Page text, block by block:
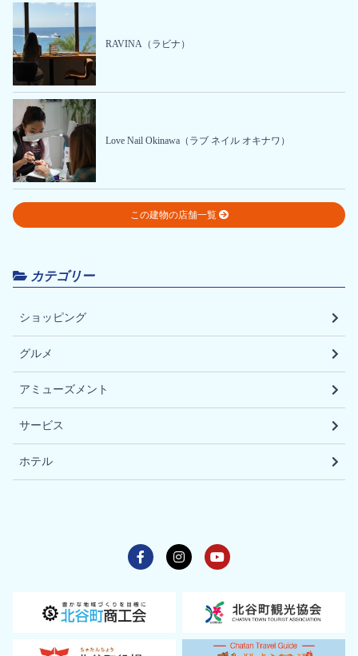
RAVINA（ラビナ）
Love Nail Okinawa（ラブ ネイル オキナワ）
この建物の店舗一覧
カテゴリー
ショッピング
グルメ
アミューズメント
サービス
ホテル